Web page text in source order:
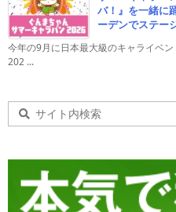
バ！』を一緒に
ーデンでステー
今年の9月に日本最大級のキャライベ
202 ...